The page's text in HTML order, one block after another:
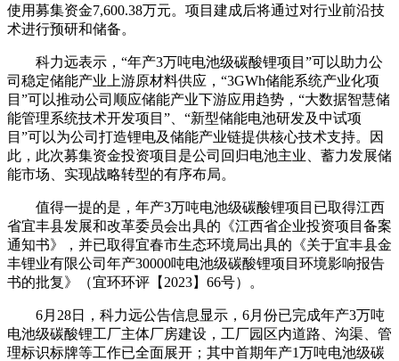
使用募集资金7,600.38万元。项目建成后将通过对行业前沿技
术进行预研和储备。
科力远表示，“年产3万吨电池级碳酸锂项目”可以助力公
司稳定储能产业上游原材料供应，“3GWh储能系统产业化项
目”可以推动公司顺应储能产业下游应用趋势，“大数据智慧储
能管理系统技术开发项目”、“新型储能电池研发及中试项
目”可以为公司打造锂电及储能产业链提供核心技术支持。因
此，此次募集资金投资项目是公司回归电池主业、蓄力发展储
能市场、实现战略转型的有序布局。
值得一提的是，年产3万吨电池级碳酸锂项目已取得江西
省宜丰县发展和改革委员会出具的《江西省企业投资项目备案
通知书》，并已取得宜春市生态环境局出具的《关于宜丰县金
丰锂业有限公司年产30000吨电池级碳酸锂项目环境影响报告
书的批复》（宜环环评【2023】66号）。
6月28日，科力远公告信息显示，6月份已完成年产3万吨
电池级碳酸锂工厂主体厂房建设，工厂园区内道路、沟渠、管
理标识标牌等工作已全面展开；其中首期年产1万吨电池级碳